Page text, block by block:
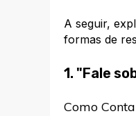
A seguir,
formas de
1. "Fale
Como